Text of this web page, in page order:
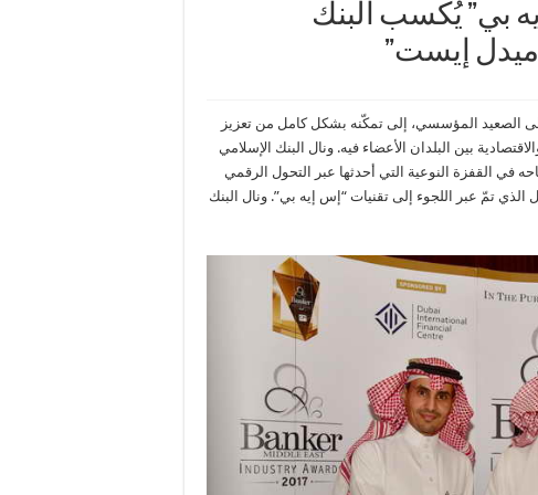
بي” يُكسب البنك
ميدل إيست”
الصعيد المؤسسي، إلى تمكّنه بشكل كامل من تعزيز
بين البلدان الأعضاء فيه. ونال البنك الإسلامي
“بانكر ميدل إيست 2017″، تكريماً لنجاحه في القفزة النوعية التي أحدثها عبر التحول الرقمي
تمّ عبر اللجوء إلى تقنيات “إس إيه بي”. ونال البنك